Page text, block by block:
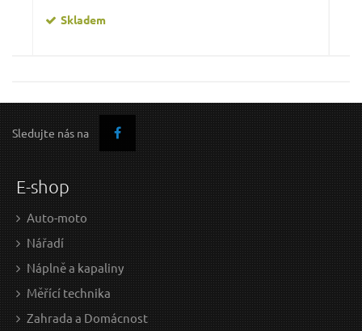
Skladem
265.29 Kč bez DPH
Sledujte nás na
E-shop
Auto-moto
Nářadí
Náplně a kapaliny
Měřící technika
Zahrada a Domácnost